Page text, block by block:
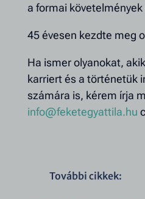
a formai
45 évesen kezdte meg
Ha ismer olyanokat,
karriert és a történetük
számára is, kérem írja
info@feketegyattila.hu
További cikkek: